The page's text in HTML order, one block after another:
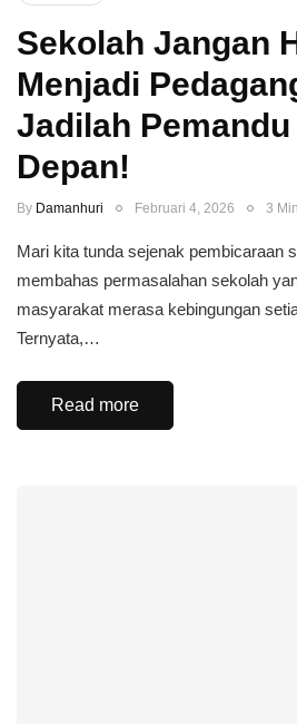
Sekolah Jangan
Menjadi
Jadilah Pemandu
Depan!
By Damanhuri Februari 4, 2026 3
Mari kita tunda sejenak pembicaraan
membahas permasalahan sekolah
masyarakat merasa kebingungan
Ternyata,…
Read more